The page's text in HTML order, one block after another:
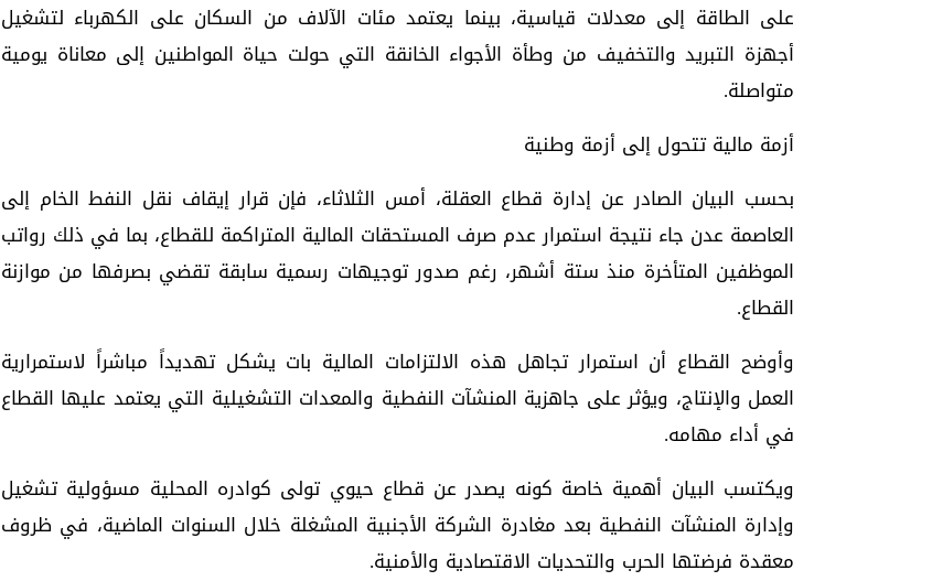
على الطاقة إلى معدلات قياسية، بينما يعتمد مئات الآلاف من السكان على الكهرباء لتشغيل
أجهزة التبريد والتخفيف من وطأة الأجواء الخانقة التي حولت حياة المواطنين إلى معاناة يومية
متواصلة.
أزمة مالية تتحول إلى أزمة وطنية
بحسب البيان الصادر عن إدارة قطاع العقلة، أمس الثلاثاء، فإن قرار إيقاف نقل النفط الخام إلى
العاصمة عدن جاء نتيجة استمرار عدم صرف المستحقات المالية المتراكمة للقطاع، بما في ذلك رواتب
الموظفين المتأخرة منذ ستة أشهر، رغم صدور توجيهات رسمية سابقة تقضي بصرفها من موازنة
القطاع.
وأوضح القطاع أن استمرار تجاهل هذه الالتزامات المالية بات يشكل تهديداً مباشراً لاستمرارية
العمل والإنتاج، ويؤثر على جاهزية المنشآت النفطية والمعدات التشغيلية التي يعتمد عليها القطاع
في أداء مهامه.
ويكتسب البيان أهمية خاصة كونه يصدر عن قطاع حيوي تولى كوادره المحلية مسؤولية تشغيل
وإدارة المنشآت النفطية بعد مغادرة الشركة الأجنبية المشغلة خلال السنوات الماضية، في ظروف
معقدة فرضتها الحرب والتحديات الاقتصادية والأمنية.